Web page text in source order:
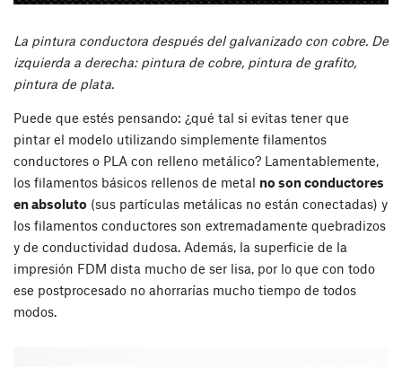
La pintura conductora después del galvanizado con cobre. De
izquierda a derecha: pintura de cobre, pintura de grafito,
pintura de plata.
Puede que estés pensando: ¿qué tal si evitas tener que
pintar el modelo utilizando simplemente filamentos
conductores o PLA con relleno metálico? Lamentablemente,
los filamentos básicos rellenos de metal no son conductores
en absoluto (sus partículas metálicas no están conectadas) y
los filamentos conductores son extremadamente quebradizos
y de conductividad dudosa. Además, la superficie de la
impresión FDM dista mucho de ser lisa, por lo que con todo
ese postprocesado no ahorrarías mucho tiempo de todos
modos.